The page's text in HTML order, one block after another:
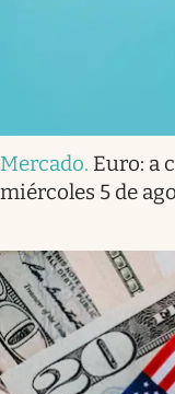
Mercado. Euro: a
miércoles 5 de